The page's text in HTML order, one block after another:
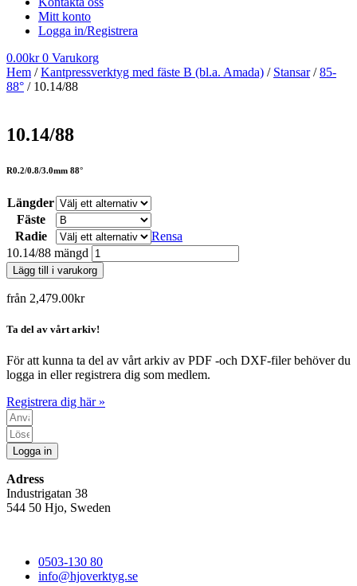
Mitt konto
Logga in/Registrera
0.00kr 0 Varukorg
Hem /Kantpressverktyg med fäste B (bl.a. Amada) / Stansar/85-
88° / 10.14/88
10.14/88
R0.2/0.8/3.0mm 88°
Längder
Fäste
Radie
Rensa
10.14/88 mängd
Lägg till i varukorg
från 2,479.00kr
Ta del av vårt arkiv!
För att kunna ta del av vårt arkiv av PDF -och DXF-filer behöver du
logga in eller registrera dig som medlem.
Registrera dig här »
Logga in
Adress
Industrigatan 38
544 50 Hjo, Sweden
0503-130 80
info@hjoverktyg.se